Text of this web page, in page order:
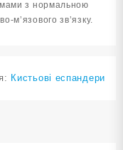
з нормальною
м’язового зв’язку.
Кистьові еспандери